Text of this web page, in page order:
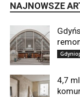
NAJNOWSZE
4,7